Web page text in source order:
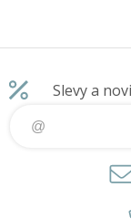
Barva:
život
Slevy a